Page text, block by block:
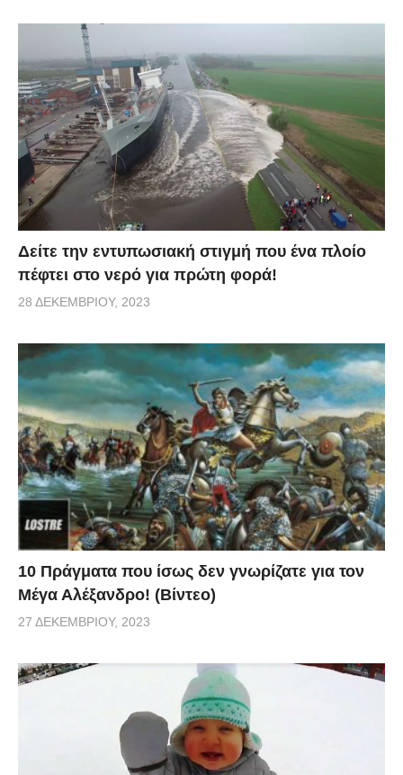
κι άλλοι οδηγοί για να του συμπαρασταθούν.
tilestwra
Δείτε την εντυπωσιακή στιγμή που ένα πλοίο
πέφτει στο νερό για πρώτη φορά!
28 ΔΕΚΕΜΒΡΊΟΥ, 2023
10 Πράγματα που ίσως δεν γνωρίζατε για τον
Μέγα Αλέξανδρο! (Βίντεο)
27 ΔΕΚΕΜΒΡΊΟΥ, 2023